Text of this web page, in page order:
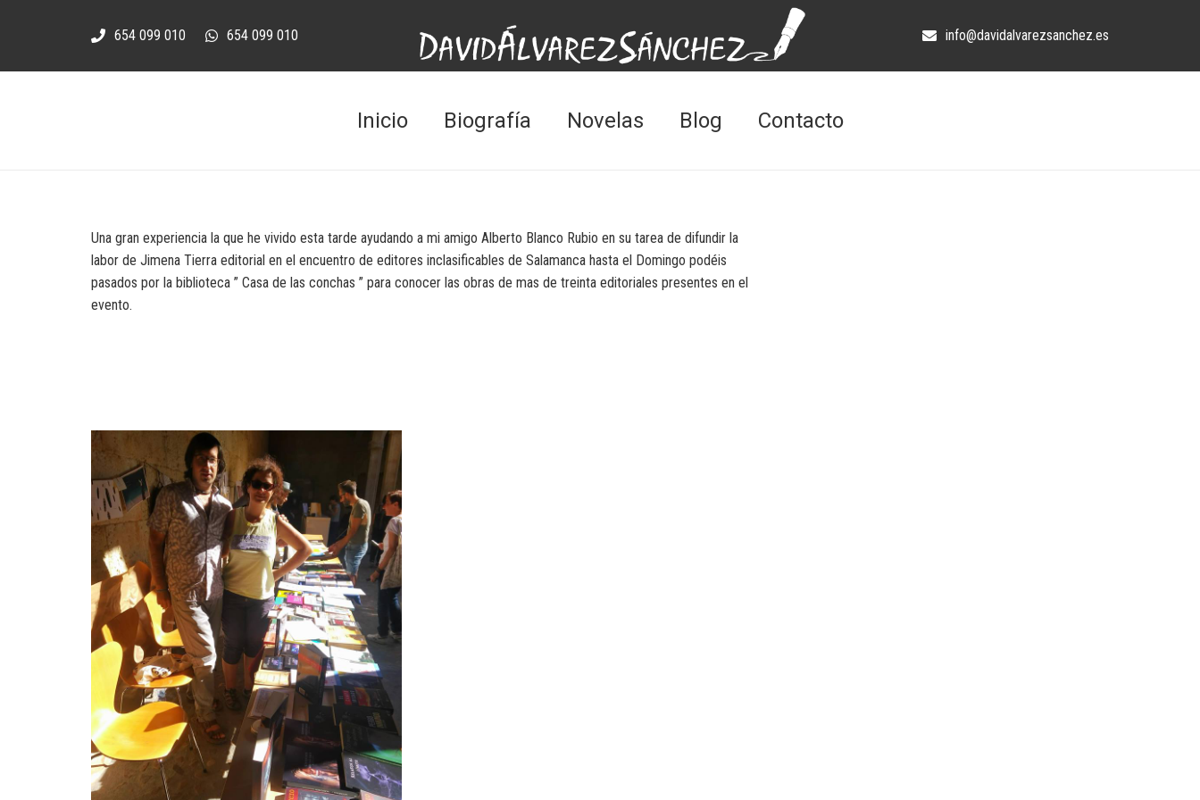
654 099 010 654 099 010 info@davidalvarezsanchez.es
Inicio Biografía Novelas Blog Contacto
Una gran experiencia la que he vivido esta tarde ayudando a mi amigo Alberto Blanco Rubio en su tarea de difundir la
labor de Jimena Tierra editorial en el encuentro de editores inclasificables de Salamanca hasta el Domingo podéis
pasados por la biblioteca ” Casa de las conchas ” para conocer las obras de mas de treinta editoriales presentes en el
evento.